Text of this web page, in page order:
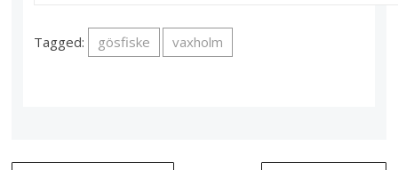
Tagged: gösfiske vaxholm